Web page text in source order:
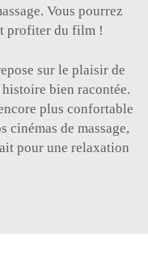
Vous pourrez
profiter du film !
sur le plaisir de
bien racontée.
plus confortable
cinémas de massage,
pour une relaxation